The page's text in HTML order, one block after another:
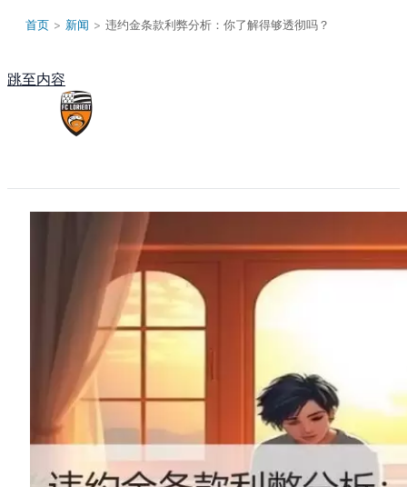
首页 > 新闻 > 违约金条款利弊分析：你了解得够透彻吗？
跳至内容